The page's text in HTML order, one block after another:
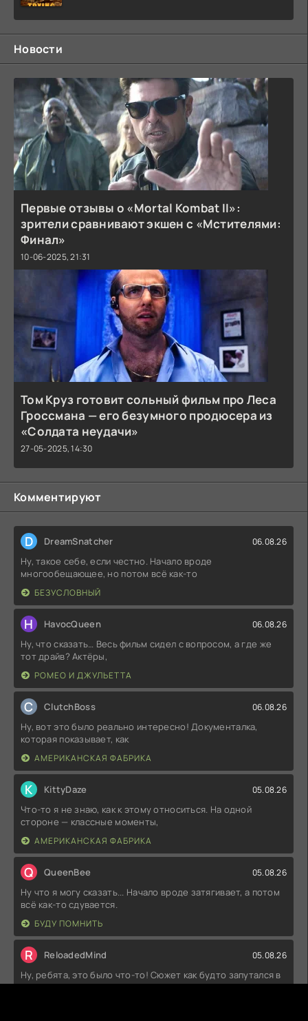
Новости
Первые отзывы о «Mortal Kombat II»:
зрители сравнивают экшен с «Мстителями:
Финал»
10-06-2025, 21:31
Том Круз готовит сольный фильм про Леса
Гроссмана — его безумного продюсера из
«Солдата неудачи»
27-05-2025, 14:30
Комментируют
D DreamSnatcher 06.08.26
Ну, такое себе, если честно. Начало вроде
многообещающее, но потом всё как-то
БЕЗУСЛОВНЫЙ
H HavocQueen 06.08.26
Ну, что сказать… Весь фильм сидел с вопросом, а где же
тот драйв? Актёры,
РОМЕО И ДЖУЛЬЕТТА
C ClutchBoss 06.08.26
Ну, вот это было реально интересно! Документалка,
которая показывает, как
АМЕРИКАНСКАЯ ФАБРИКА
K KittyDaze 05.08.26
Что-то я не знаю, как к этому относиться. На одной
стороне — классные моменты,
АМЕРИКАНСКАЯ ФАБРИКА
Q QueenBee 05.08.26
Ну что я могу сказать... Начало вроде затягивает, а потом
всё как-то сдувается.
БУДУ ПОМНИТЬ
R ReloadedMind 05.08.26
Ну, ребята, это было что-то! Сюжет как будто запутался в
собственных мыслях,